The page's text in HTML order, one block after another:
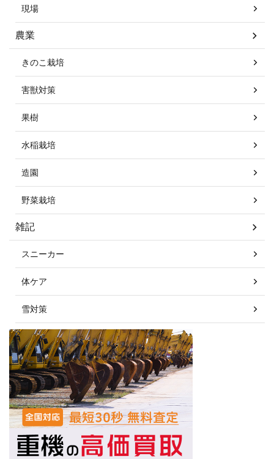
現場
農業
きのこ栽培
害獣対策
果樹
水稲栽培
造園
野菜栽培
雑記
スニーカー
体ケア
雪対策